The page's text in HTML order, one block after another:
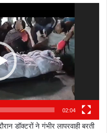
02:04
डॉक्टरों ने गंभीर लापरवाही बरती